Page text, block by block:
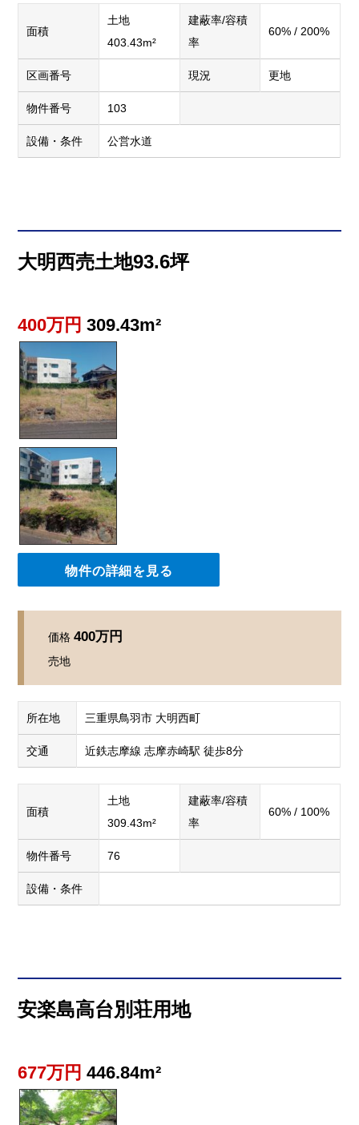
面積
土地
403.43m²
建蔽率/容積
率
60% / 200%
区画番号 現況 更地
物件番号 103
設備・条件 公営水道
大明西売土地93.6坪
400万円 309.43m²
物件の詳細を見る
価格 400万円
売地
所在地 三重県鳥羽市 大明西町
交通 近鉄志摩線 志摩赤崎駅 徒歩8分
面積
土地
309.43m²
建蔽率/容積
率
60% / 100%
物件番号 76
設備・条件
安楽島高台別荘用地
677万円 446.84m²